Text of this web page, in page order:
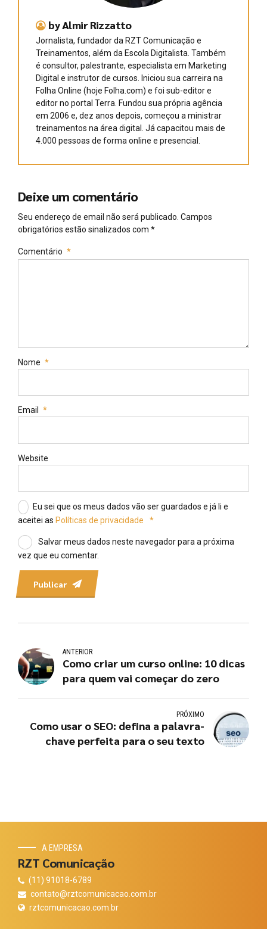
by Almir Rizzatto
Jornalista, fundador da RZT Comunicação e
Treinamentos, além da Escola Digitalista. Também
é consultor, palestrante, especialista em Marketing
Digital e instrutor de cursos. Iniciou sua carreira na
Folha Online (hoje Folha.com) e foi sub-editor e
editor no portal Terra. Fundou sua própria agência
em 2006 e, dez anos depois, começou a ministrar
treinamentos na área digital. Já capacitou mais de
4.000 pessoas de forma online e presencial.
Deixe um comentário
Seu endereço de email não será publicado. Campos
obrigatórios estão sinalizados com *
Comentário *
Nome *
Email *
Website
Eu sei que os meus dados vão ser guardados e já li e
aceitei as Políticas de privacidade *
Salvar meus dados neste navegador para a próxima
vez que eu comentar.
Publicar
ANTERIOR
Como criar um curso online: 10 dicas
para quem vai começar do zero
PRÓXIMO
Como usar o SEO: defina a palavra-
chave perfeita para o seu texto
A EMPRESA
RZT Comunicação
(11) 91018-6789
contato@rztcomunicacao.com.br
rztcomunicacao.com.br